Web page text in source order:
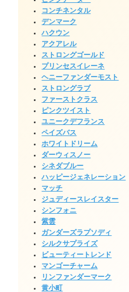
コンチネンタル
デンマーク
ハクウン
アクアレル
ストロングゴールド
プリンセスイレーネ
ヘニーファンダーモスト
ストロングラブ
ファーストクラス
ピンクツイスト
ユニークデフランス
ペイズバス
ホワイトドリーム
ダーウィスノー
シネダブルー
ハッピージェネレーション
マッチ
ジュディースレイスター
シンフォニ
紫雲
ガンダーズラプソディ
シルクサプライズ
ビューティートレンド
マンゴーチャーム
リンファンダーマーク
黄小町